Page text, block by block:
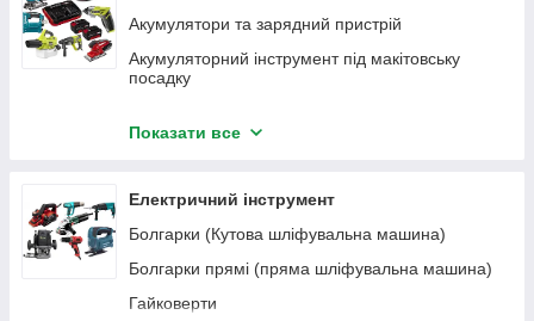
Акумулятори та зарядний пристрій
Акумуляторний інструмент під макітовську
посадку
Болгарки прямі (пряма шліфувальна машина)
Вентилятори акумуляторні
Гайковерти
Гравери бормашини акумуляторні
Показати все
Електричний інструмент
Болгарки (Кутова шліфувальна машина)
Болгарки прямі (пряма шліфувальна машина)
Гайковерти